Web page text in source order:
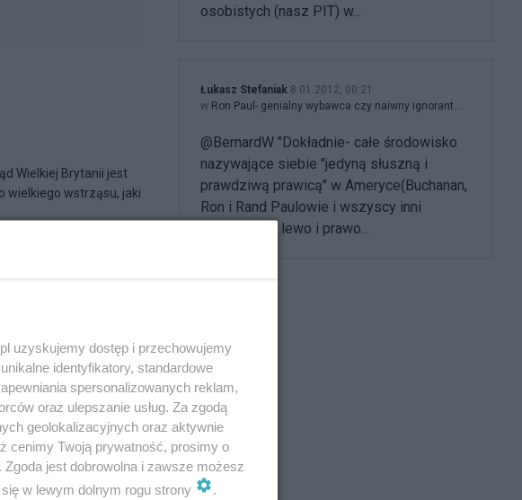
Wielkiej Brytanii jest
wielkiego wstrząsu, jaki
osobistych (nasz PIT) w...
Łukasz Stefaniak 8.01.2012, 00:21
w Ron Paul- genialny wybawca czy naiwny ignorant...
@BernardW "Dokładnie- całe środowisko
nazywające siebie "jedyną słuszną i
prawdziwą prawicą" w Ameryce(Buchanan,
Ron i Rand Paulowie i wszyscy inni
rzucający na lewo i prawo...
uzyskujemy dostęp i przechowujemy
identyfikatory, standardowe
spersonalizowanych reklam,
oraz ulepszanie usług. Za zgodą
geolokalizacyjnych oraz aktywnie
cenimy Twoją prywatność, prosimy o
jest dobrowolna i zawsze możesz
w lewym dolnym rogu strony
.